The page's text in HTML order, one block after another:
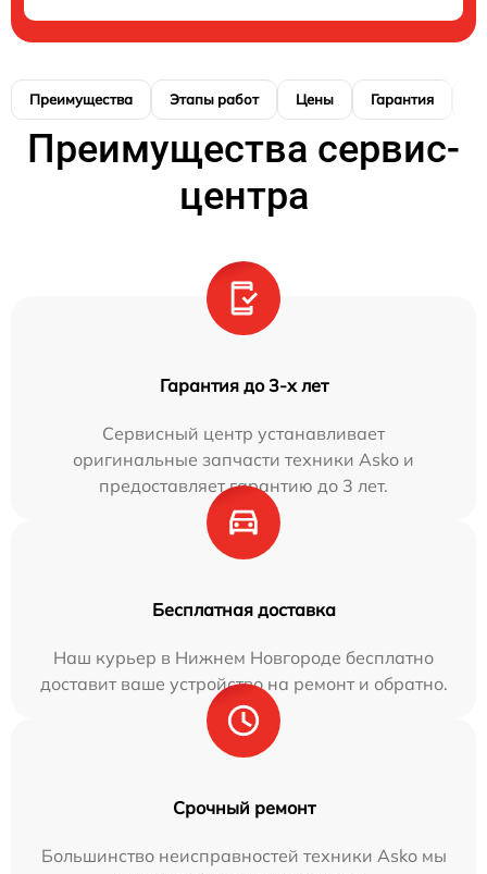
Преимущества Этапы работ Цены Гарантия
Преимущества сервис-
центра
Гарантия до 3-х лет
Сервисный центр устанавливает
оригинальные запчасти техники Asko и
предоставляет гарантию до 3 лет.
Бесплатная доставка
Наш курьер в Нижнем Новгороде бесплатно
доставит ваше устройство на ремонт и обратно.
Срочный ремонт
Большинство неисправностей техники Asko мы